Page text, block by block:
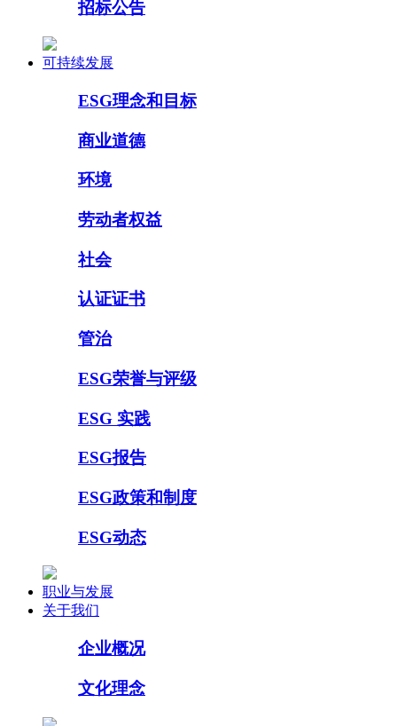
招标公告
可持续发展
ESG理念和目标
商业道德
环境
劳动者权益
社会
认证证书
管治
ESG荣誉与评级
ESG 实践
ESG报告
ESG政策和制度
ESG动态
职业与发展
关于我们
企业概况
文化理念